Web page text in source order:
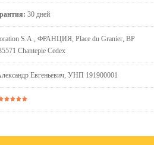
30 дней
S.A., ФРАНЦИЯ, Place du Granier, BP
Chantepie Cedex
Евгеньевич, УНП 191900001